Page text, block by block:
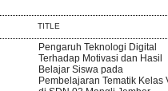
TITLE
Pengaruh Teknologi Digital
Terhadap Motivasi dan Hasil
Belajar Siswa pada
Pembelajaran Tematik Kelas